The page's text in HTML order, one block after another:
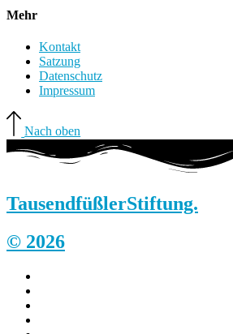
Mehr
Kontakt
Satzung
Datenschutz
Impressum
Nach oben
TausendfüßlerStiftung.
© 2026